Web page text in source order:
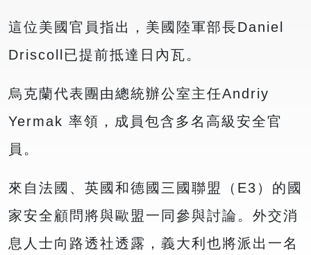
這位美國官員指出，美國陸軍部長Daniel
Driscoll已提前抵達日內瓦。
烏克蘭代表團由總統辦公室主任Andriy
Yermak 率領，成員包含多名高級安全官
員。
來自法國、英國和德國三國聯盟（E3）的國
家安全顧問將與歐盟一同參與討論。外交消
息人士向路透社透露，義大利也將派出一名